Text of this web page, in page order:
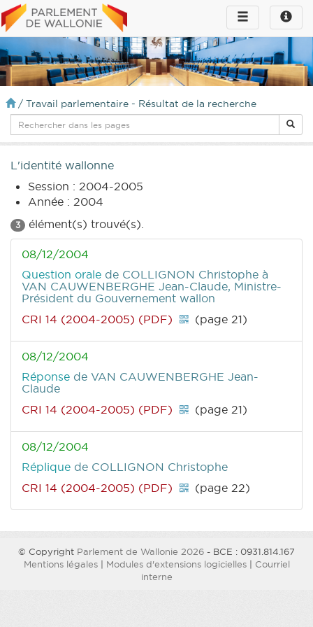
Toggle
infos
Toggle
navigation
/ Travail parlementaire - Résultat de la recherche
L'identité wallonne
Session : 2004-2005
Année : 2004
3 élément(s) trouvé(s).
08/12/2004
Question orale de COLLIGNON Christophe à
VAN CAUWENBERGHE Jean-Claude, Ministre-
Président du Gouvernement wallon
CRI 14 (2004-2005) (PDF)
(page 21)
08/12/2004
Réponse de VAN CAUWENBERGHE Jean-
Claude
CRI 14 (2004-2005) (PDF)
(page 21)
08/12/2004
Réplique de COLLIGNON Christophe
CRI 14 (2004-2005) (PDF)
(page 22)
© Copyright Parlement de Wallonie 2026 - BCE : 0931.814.167
Mentions légales| Modules d'extensions logicielles| Courriel
interne